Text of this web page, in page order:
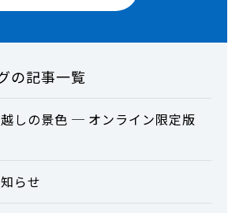
の記事一覧
越しの景色 ─ オンライン限定版
らせ